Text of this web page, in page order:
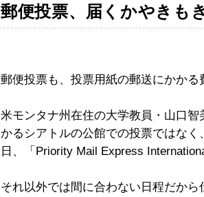
郵便投票、届くかやきもき
郵便投票も、投票用紙の郵送にかかる
米モンタナ州在住の大学教員・山口
かるシアトルの公館での投票ではな
日、「Priority Mail Express
それ以外では間に合わない日程だか